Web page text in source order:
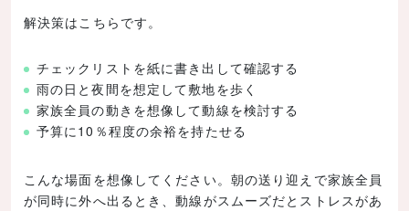
解決策はこちらです。
チェックリストを紙に書き出して確認する
雨の日と夜間を想定して敷地を歩く
家族全員の動きを想像して動線を検討する
予算に10％程度の余裕を持たせる
こんな場面を想像してください。朝の送り迎えで家族全員
が同時に外へ出るとき、動線がスムーズだとストレスがあ